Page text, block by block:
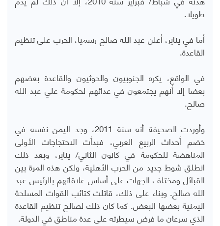
طويلا.
أما في يناير، أعلن عبد الله صالح رسميا، الحرب على تنظيم
القاعدة.
في الواقع، يكره الجنوبيون والحوثيون والقاعدة بعضهم
بعضا إلا أنهم يجتمعون في عدائهم لحكومة علي عبد الله
صالح.
وأوردت الصحيفة أنه سنة 2011، وجد اليمن نفسه في
خضم أحداث الربيع العربي، فبدأت الاحتجاجات الأولى
المناهضة للحكومة في كانون الثاني/ يناير، وبعد ذلك
انطلق شوط جديد من الحرب الأهلية، ولكن هذه المرة بين
القبائل ومختلف الجهات على أساس علاقاتهم بالرئيس عبد
الله صالح. وبناء على ذلك، قاتلت كتائب القوات المسلحة
اليمنية بعضها البعض. كما كان ذلك لصالح تنظيم القاعدة
الذي سرعان ما فرض سيطرته على عدة مناطق في الدولة.